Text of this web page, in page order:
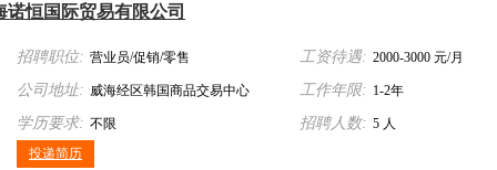
诺恒国际贸易有限公司
招聘职位: 营业员/促销/零售 工资待遇: 2000-3000 元/月
公司地址: 威海经区韩国商品交易中心 工作年限: 1-2年
学历要求: 不限 招聘人数: 5 人
投递简历